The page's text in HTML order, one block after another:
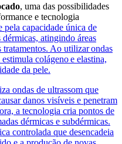
, uma das possibilidades
e tecnologia
pela capacidade única de
atingindo áreas
tratamentos. Ao utilizar ondas
colágeno e elastina,
da pele.
ondas de ultrassom que
danos visíveis e penetram
a tecnologia cria pontos de
dérmicas e subdérmicas.
controlada que desencadeia